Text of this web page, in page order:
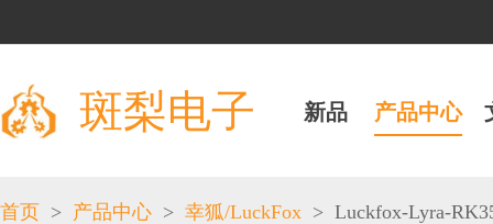
斑梨电子 新品 产品中心
首页 > 产品中心 > 幸狐/LuckFox > Luckfox-Lyra-